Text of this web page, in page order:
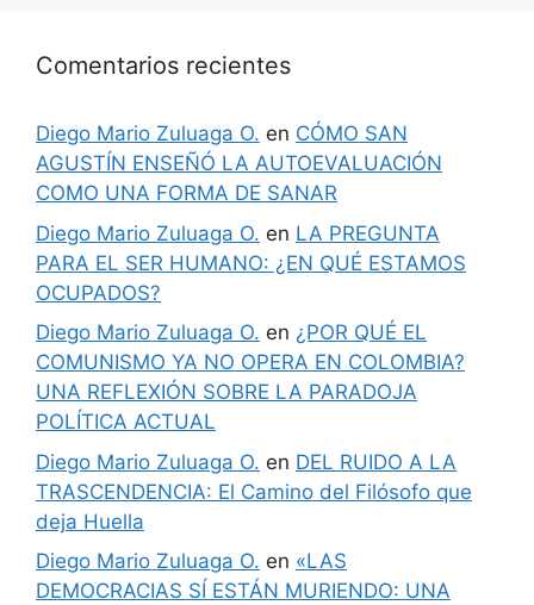
Comentarios recientes
Diego Mario Zuluaga O. en CÓMO SAN
AGUSTÍN ENSEÑÓ LA AUTOEVALUACIÓN
COMO UNA FORMA DE SANAR
Diego Mario Zuluaga O. en LA PREGUNTA
PARA EL SER HUMANO: ¿EN QUÉ ESTAMOS
OCUPADOS?
Diego Mario Zuluaga O. en ¿POR QUÉ EL
COMUNISMO YA NO OPERA EN COLOMBIA?
UNA REFLEXIÓN SOBRE LA PARADOJA
POLÍTICA ACTUAL
Diego Mario Zuluaga O. en DEL RUIDO A LA
TRASCENDENCIA: El Camino del Filósofo que
deja Huella
Diego Mario Zuluaga O. en «LAS
DEMOCRACIAS SÍ ESTÁN MURIENDO: UNA